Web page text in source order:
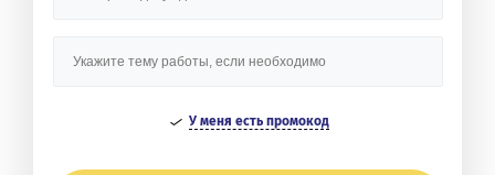
У меня есть промокод